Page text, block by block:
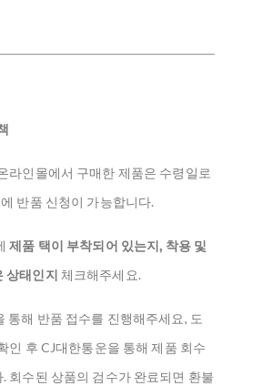
라인몰에서 구매한 제품은 수령일로
반품 신청이 가능합니다.
제품 택이 부착되어 있는지, 착용 및
상태인지 체크해주세요.
통해 반품 접수를 진행해주세요, 도
인 후 CJ대한통운을 통해 제품 회수
회수된 상품의 검수가 완료되면 환불